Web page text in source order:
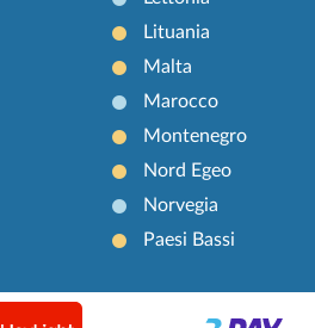
Lituania
Malta
Marocco
Montenegro
Nord Egeo
Norvegia
Paesi Bassi